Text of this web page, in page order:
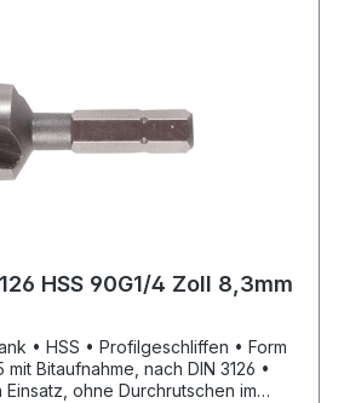
HSS 90G1/4 Zoll 8,3mm
Form
mit Bitaufnahme, nach DIN 3126 •
ohne Durchrutschen im